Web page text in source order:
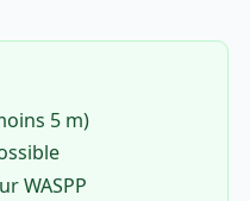
5 m)
WASPP